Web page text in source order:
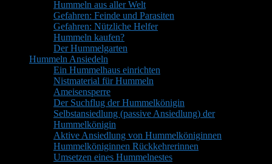
Hummeln aus aller Welt
Gefahren: Feinde und Parasiten
Gefahren: Nützliche Helfer
Hummeln kaufen?
Der Hummelgarten
Hummeln Ansiedeln
Ein Hummelhaus einrichten
Nistmaterial für Hummeln
Ameisensperre
Der Suchflug der Hummelkönigin
Selbstansiedlung (passive Ansiedlung) der
Hummelkönigin
Aktive Ansiedlung von Hummelköniginnen
Hummelköniginnen Rückkehrerinnen
Umsetzen eines Hummelnestes